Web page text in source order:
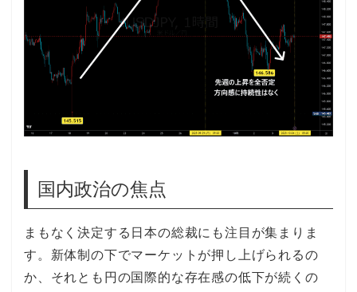
国内政治の焦点
まもなく決定する日本の総裁にも注目が集まりま
す。新体制の下でマーケットが押し上げられるの
か、それとも円の国際的な存在感の低下が続くの